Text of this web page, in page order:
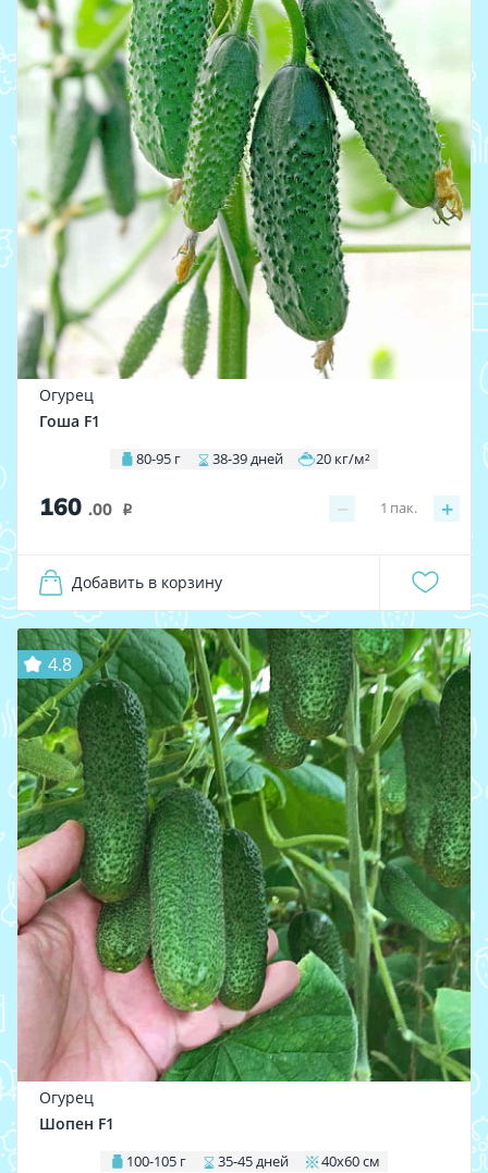
Огурец
Гоша F1
80-95 г 38-39 дней 20 кг/м²
160 .00 i − +
1 пак.
Добавить в корзину
4.8
Огурец
Шопен F1
100-105 г 35-45 дней 40х60 см